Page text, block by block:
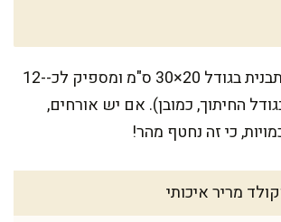
המתכון מתאים לתבנית בגודל 20×30 ס"מ ומספיק לכ-12-
בגודל החיתוך, כמובן). אם יש אורחים,
כי זה נחטף מהר!